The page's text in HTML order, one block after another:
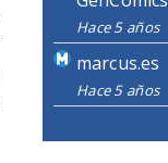
Hace 5 años
marcus.es
Hace 5 años